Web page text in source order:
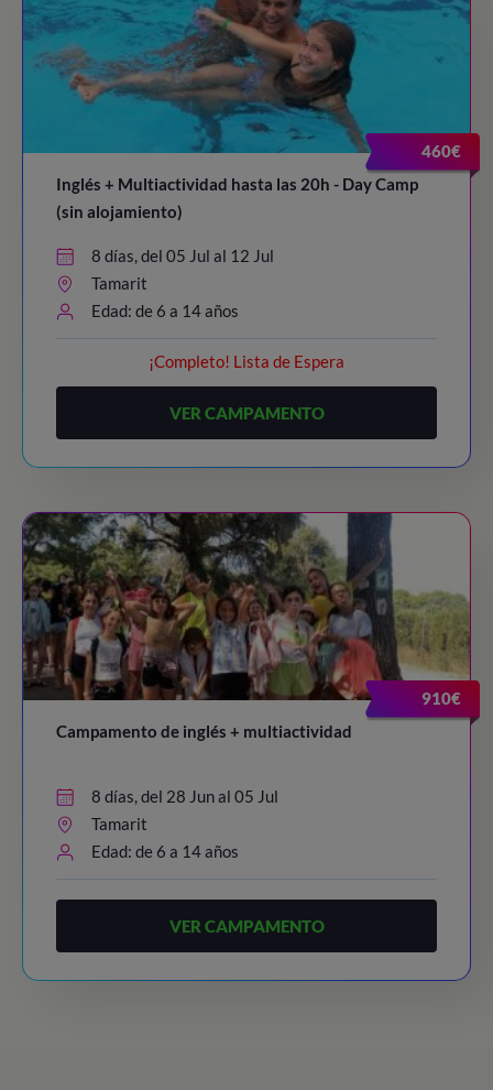
460€
Inglés + Multiactividad hasta las 20h - Day Camp
(sin alojamiento)
8 días, del 05 Jul al 12 Jul
Tamarit
Edad: de 6 a 14 años
¡Completo! Lista de Espera
VER CAMPAMENTO
910€
Campamento de inglés + multiactividad
8 días, del 28 Jun al 05 Jul
Tamarit
Edad: de 6 a 14 años
VER CAMPAMENTO